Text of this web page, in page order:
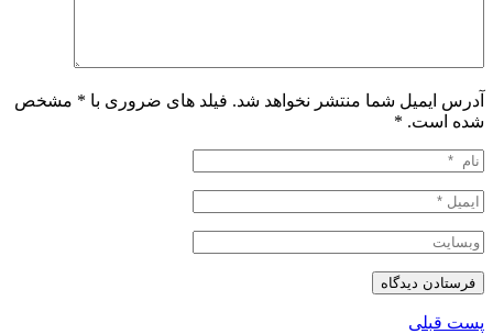
آدرس ایمیل شما منتشر نخواهد شد. فیلد های ضروری با * مشخص
شده است. *
پست قبلی